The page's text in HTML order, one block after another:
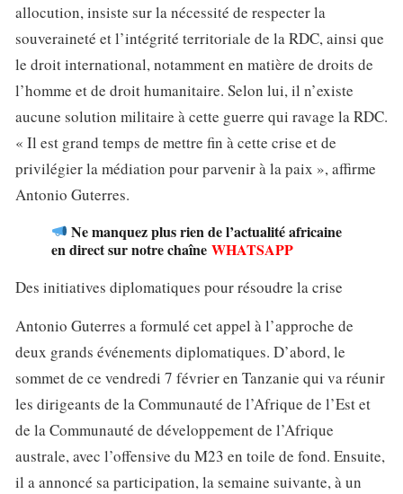
allocution, insiste sur la nécessité de respecter la
souveraineté et l’intégrité territoriale de la RDC, ainsi que
le droit international, notamment en matière de droits de
l’homme et de droit humanitaire. Selon lui, il n’existe
aucune solution militaire à cette guerre qui ravage la RDC.
« Il est grand temps de mettre fin à cette crise et de
privilégier la médiation pour parvenir à la paix », affirme
Antonio Guterres.
Ne manquez plus rien de l’actualité africaine
en direct sur notre chaîne WHATSAPP
Des initiatives diplomatiques pour résoudre la crise
Antonio Guterres a formulé cet appel à l’approche de
deux grands événements diplomatiques. D’abord, le
sommet de ce vendredi 7 février en Tanzanie qui va réunir
les dirigeants de la Communauté de l’Afrique de l’Est et
de la Communauté de développement de l’Afrique
australe, avec l’offensive du M23 en toile de fond. Ensuite,
il a annoncé sa participation, la semaine suivante, à un